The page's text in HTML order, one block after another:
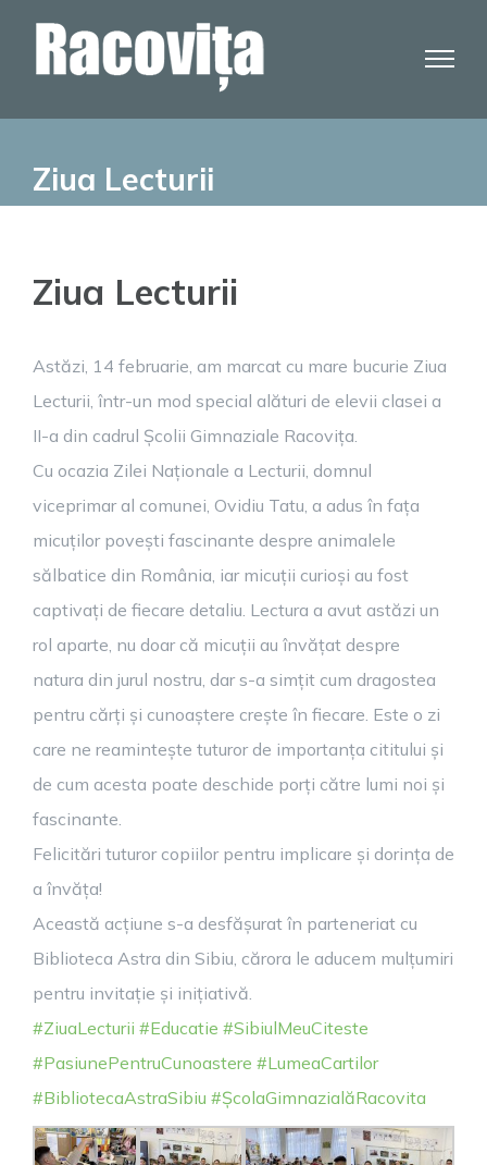
Ziua Lecturii
Ziua Lecturii
Astăzi, 14 februarie, am marcat cu mare bucurie Ziua
Lecturii, într-un mod special alături de elevii clasei a
II-a din cadrul Școlii Gimnaziale Racovița.
Cu ocazia Zilei Naționale a Lecturii, domnul
viceprimar al comunei, Ovidiu Tatu, a adus în fața
micuților povești fascinante despre animalele
sălbatice din România, iar micuții curioși au fost
captivați de fiecare detaliu. Lectura a avut astăzi un
rol aparte, nu doar că micuții au învățat despre
natura din jurul nostru, dar s-a simțit cum dragostea
pentru cărți și cunoaștere crește în fiecare. Este o zi
care ne reamintește tuturor de importanța cititului și
de cum acesta poate deschide porți către lumi noi și
fascinante.
Felicitări tuturor copiilor pentru implicare și dorința de
a învăța!
Această acțiune s-a desfășurat în parteneriat cu
Biblioteca Astra din Sibiu, cărora le aducem mulțumiri
pentru invitație și inițiativă.
#ZiuaLecturii #Educatie #SibiulMeuCiteste
#PasiunePentruCunoastere #LumeaCartilor
#BibliotecaAstraSibiu #ȘcolaGimnazialăRacovita